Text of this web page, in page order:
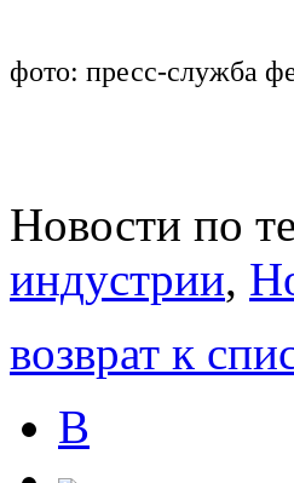
фото: пресс-служба
Новости по
индустрии,
возврат к
В